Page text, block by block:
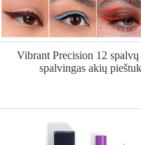
Vibrant Precision 12 spalvų
spalvingas akių